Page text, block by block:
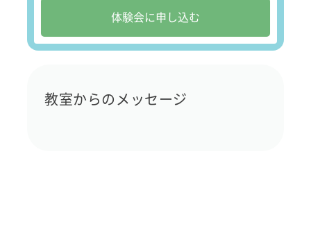
体験会に申し込む
教室からのメッセージ